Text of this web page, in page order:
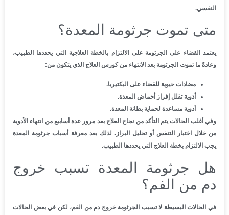
النفسي.
متى تموت جرثومة المعدة؟
يعتمد القضاء على الجرثومة على الالتزام بالخطة العلاجية التي يحددها الطبيب،
وعادةً ما تموت الجرثومة بعد الانتهاء من كورس العلاج الذي يتكون من:
مضادات حيوية للقضاء على البكتيريا.
أدوية تقلل إفراز أحماض المعدة.
أدوية مساعدة لحماية بطانة المعدة.
وفي أغلب الحالات يتم التأكد من نجاح العلاج بعد مرور عدة أسابيع من انتهاء الأدوية
من خلال اختبار التنفس أو تحليل البراز. لذلك بعد معرفة أسباب جرثومة المعدة
يجب الالتزام بخطة العلاج التي يحددها الطبيب.
هل جرثومة المعدة تسبب خروج
دم من الفم؟
في الحالات البسيطة لا تسبب الجرثومة خروج دم من الفم، لكن في بعض الحالات